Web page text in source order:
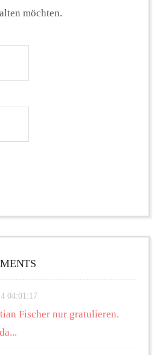
möchten.
04:01:17
Fischer nur gratulieren.